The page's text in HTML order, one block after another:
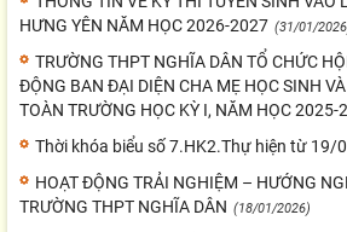
HƯNG YÊN NĂM HỌC 2026-2027 (31/01/
TRƯỜNG THPT NGHĨA DÂN TỔ CHỨC
ĐỘNG BAN ĐẠI DIỆN CHA MẸ HỌC SINH
TOÀN TRƯỜNG HỌC KỲ I, NĂM HỌC 2025-
Thời khóa biểu số 7.HK2.Thự hiện từ 19/
HOẠT ĐỘNG TRẢI NGHIỆM – HƯỚNG
TRƯỜNG THPT NGHĨA DÂN (18/01/2026)